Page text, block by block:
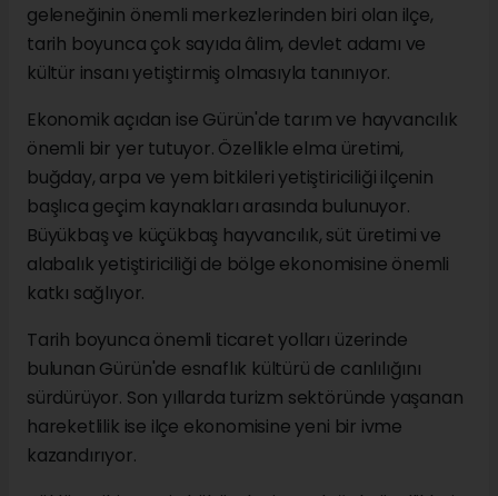
geleneğinin önemli merkezlerinden biri olan ilçe,
tarih boyunca çok sayıda âlim, devlet adamı ve
kültür insanı yetiştirmiş olmasıyla tanınıyor.
Ekonomik açıdan ise Gürün'de tarım ve hayvancılık
önemli bir yer tutuyor. Özellikle elma üretimi,
buğday, arpa ve yem bitkileri yetiştiriciliği ilçenin
başlıca geçim kaynakları arasında bulunuyor.
Büyükbaş ve küçükbaş hayvancılık, süt üretimi ve
alabalık yetiştiriciliği de bölge ekonomisine önemli
katkı sağlıyor.
Tarih boyunca önemli ticaret yolları üzerinde
bulunan Gürün'de esnaflık kültürü de canlılığını
sürdürüyor. Son yıllarda turizm sektöründe yaşanan
hareketlilik ise ilçe ekonomisine yeni bir ivme
kazandırıyor.